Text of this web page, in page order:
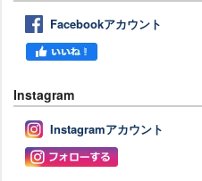
Facebookアカウント
Instagram
Instagramアカウント